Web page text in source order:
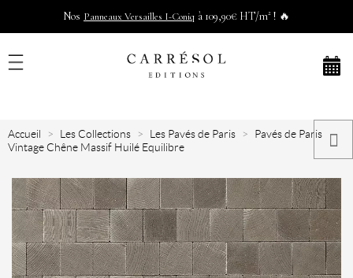
Nos Panneaux Versailles I-Coniq à 109,90€ HT/m² ! 🔥
Accueil Les Collections Les Pavés de Paris
Pavés de Paris
Vintage Chêne Massif Huilé Equilibre